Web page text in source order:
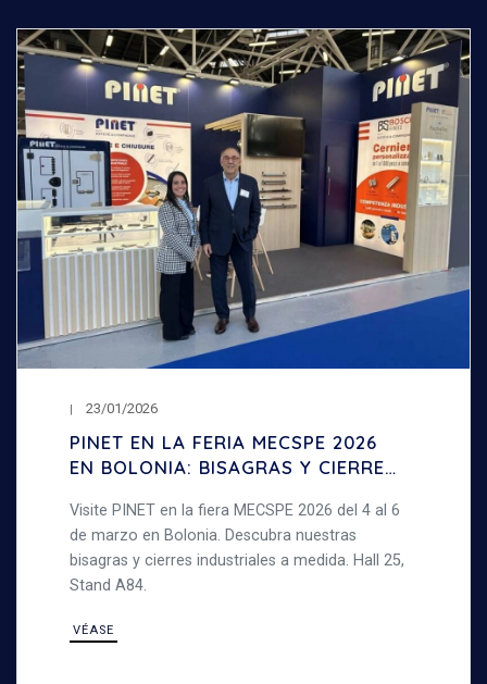
23/01/2026
PINET EN LA FERIA MECSPE 2026
EN BOLONIA: BISAGRAS Y CIERRES
Visite PINET en la fiera MECSPE 2026 del 4 al 6
de marzo en Bolonia. Descubra nuestras
bisagras y cierres industriales a medida. Hall 25,
Stand A84.
VÉASE